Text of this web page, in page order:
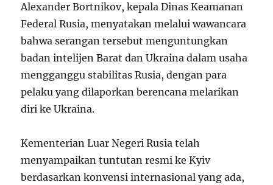
Alexander Bortnikov, kepala Dinas Keamanan
Federal Rusia, menyatakan melalui wawancara
bahwa serangan tersebut menguntungkan
badan intelijen Barat dan Ukraina dalam usaha
mengganggu stabilitas Rusia, dengan para
pelaku yang dilaporkan berencana melarikan
diri ke Ukraina.
Kementerian Luar Negeri Rusia telah
menyampaikan tuntutan resmi ke Kyiv
berdasarkan konvensi internasional yang ada,